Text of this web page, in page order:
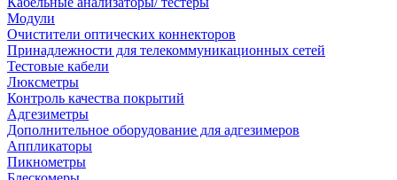
Модули
Очистители оптических коннекторов
Принадлежности для телекоммуникационных сетей
Тестовые кабели
Люксметры
Контроль качества покрытий
Адгезиметры
Дополнительное оборудование для адгезимеров
Аппликаторы
Пикнометры